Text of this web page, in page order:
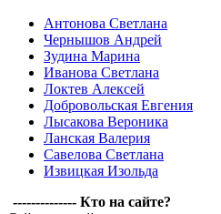
Антонова Светлана
Чернышов Андрей
Зудина Марина
Иванова Светлана
Локтев Алексей
Добровольская Евгения
Лысакова Вероника
Ланская Валерия
Савелова Светлана
Извицкая Изольда
-------------- Кто на сайте?